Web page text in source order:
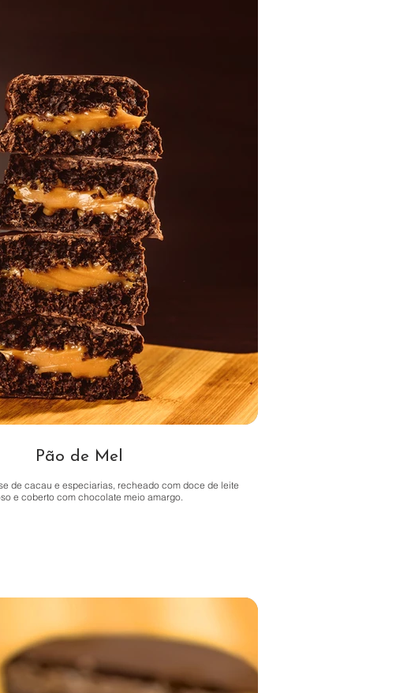
Pão de Mel
de cacau e especiarias, recheado com doce de leite
e coberto com chocolate meio amargo.